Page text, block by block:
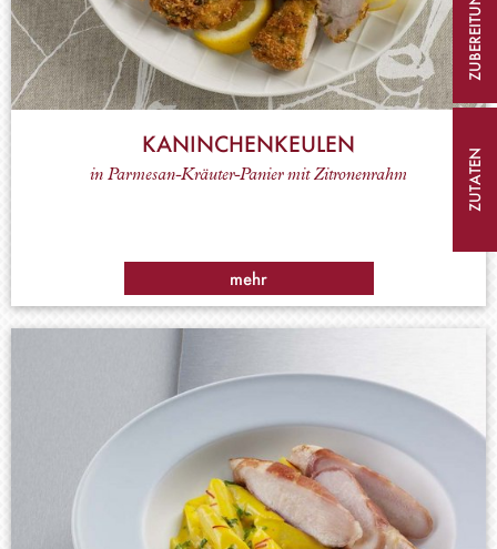
ZUTATEN
ZUBEREITUNG
KANINCHENKEULEN
in Parmesan-Kräuter-Panier mit Zitronenrahm
mehr